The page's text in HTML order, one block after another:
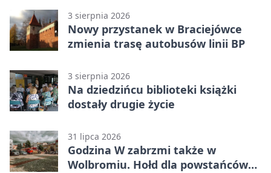
3 sierpnia 2026
Nowy przystanek w Braciejówce
zmienia trasę autobusów linii BP
3 sierpnia 2026
Na dziedzińcu biblioteki książki
dostały drugie życie
31 lipca 2026
Godzina W zabrzmi także w
Wolbromiu. Hołd dla powstańców